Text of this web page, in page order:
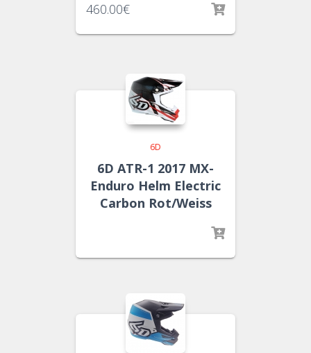
460.00€
6D
6D ATR-1 2017 MX-
Enduro Helm Electric
Carbon Rot/Weiss